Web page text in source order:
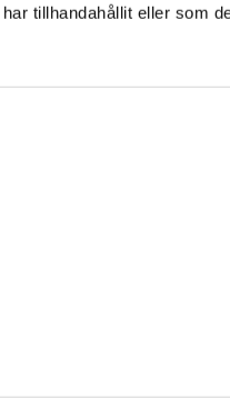
tillhandahållit eller som